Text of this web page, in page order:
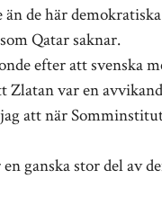
de här demokratiska
Qatar saknar.
efter att svenska
Zlatan var en
att när
ganska stor del av